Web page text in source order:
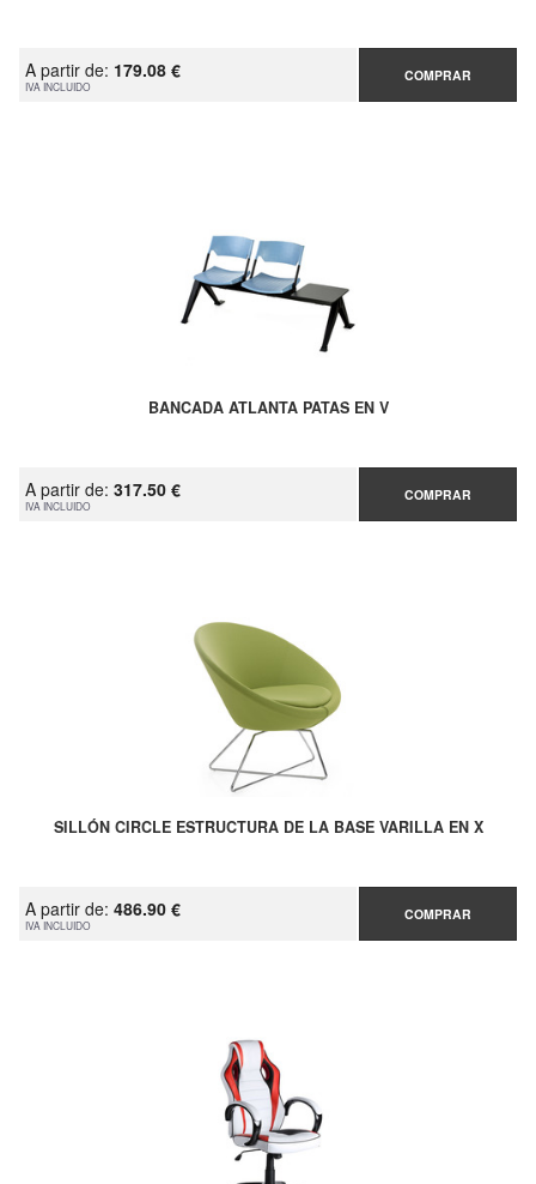
A partir de: 179.08 €
IVA INCLUIDO
COMPRAR
BANCADA ATLANTA PATAS EN V
A partir de: 317.50 €
IVA INCLUIDO
COMPRAR
SILLÓN CIRCLE ESTRUCTURA DE LA BASE VARILLA EN X
A partir de: 486.90 €
IVA INCLUIDO
COMPRAR